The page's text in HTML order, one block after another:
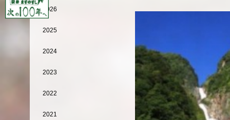
2026
2025
2024
2023
2022
2021